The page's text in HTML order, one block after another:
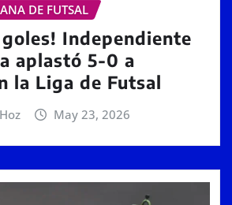
DE FUTSAL
Independiente
aplastó 5-0 a
la Liga de Futsal
May 23, 2026